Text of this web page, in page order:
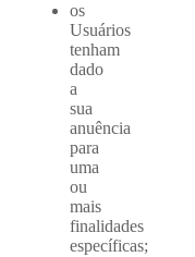
os
Usuários
tenham
dado
a
sua
anuência
para
uma
ou
mais
finalidades
específicas;